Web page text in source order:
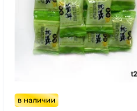
в наличии